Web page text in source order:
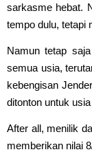
sarkasme hebat.
tempo dulu, tetapi
Namun tetap
semua usia,
kebengisan
ditonton untuk
After all, menilik
memberikan nilai